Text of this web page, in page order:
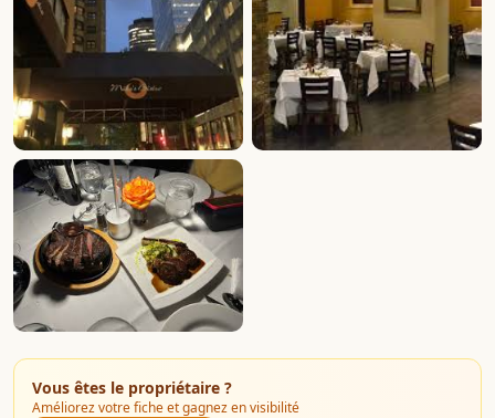
Vous êtes le propriétaire ?
Améliorez votre fiche et gagnez en visibilité